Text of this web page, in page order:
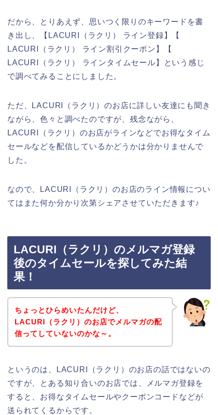
だから、とりあえず、思いつく限りのキーワードを書
き出し、【LACURI（ラクリ） ライン登録】【
LACURI（ラクリ） ライン割引クーポン】【
LACURI（ラクリ） ラインタイムセール】という感じ
で調べてみることにしました。
ただ、LACURI（ラクリ）のお店に詳しい友達にも聞き
ながら、色々と調べたのですが、残念ながら、
LACURI（ラクリ）のお店がラインなどでお得なタイム
セールなどを配信しているかどうかは分かりませんで
した。
なので、LACURI（ラクリ）のお店のライン情報につい
てはまた何か分かり次第シェアさせていただきます♪
LACURI（ラクリ）のメルマガ登録
後のタイムセールを探してみた結
果！
ちょっとひらめいたんだけど、
LACURI（ラクリ）のお店でメルマガの配
信ってしていないのかな～。
というのは、LACURI（ラクリ）のお店の話ではないの
ですが、とある知り合いのお店では、メルマガ登録を
すると、お得なタイムセールやクーポンコードなどが
送られてくるからです。